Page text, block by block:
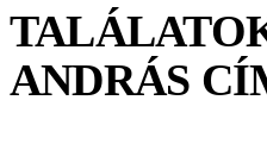
ANDRÁS